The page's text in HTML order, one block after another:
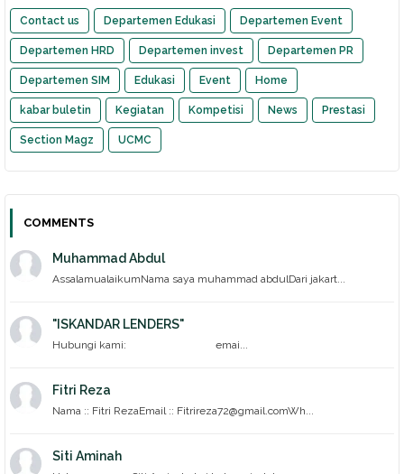
Contact us Departemen Edukasi Departemen Event
Departemen HRD Departemen invest Departemen PR
Departemen SIM Edukasi Event Home
kabar buletin Kegiatan Kompetisi News Prestasi
Section Magz UCMC
COMMENTS
Muhammad Abdul
AssalamualaikumNama saya muhammad abdulDari jakart...
"ISKANDAR LENDERS"
Hubungi kami: emai...
Fitri Reza
Nama :: Fitri RezaEmail :: Fitrireza72@gmail.comWh...
Siti Aminah